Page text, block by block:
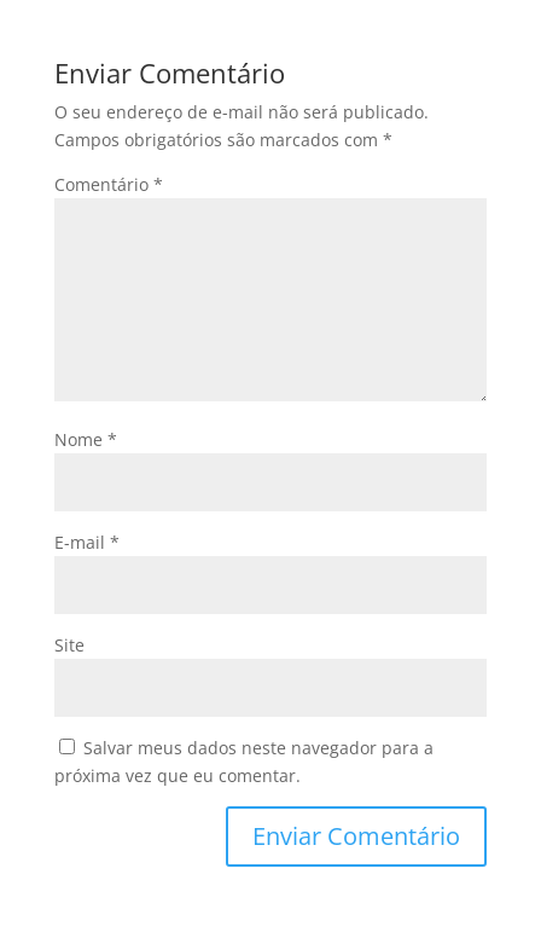
Enviar Comentário
O seu endereço de e-mail não será publicado.
Campos obrigatórios são marcados com *
Comentário *
Nome *
E-mail *
Site
Salvar meus dados neste navegador para a
próxima vez que eu comentar.